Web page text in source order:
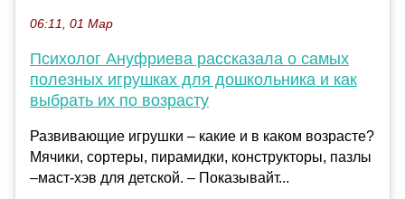
06:11, 01 Мар
Психолог Ануфриева рассказала о самых
полезных игрушках для дошкольника и как
выбрать их по возрасту
Развивающие игрушки – какие и в каком возрасте?
Мячики, сортеры, пирамидки, конструкторы, пазлы
–маст-хэв для детской. – Показывайт...